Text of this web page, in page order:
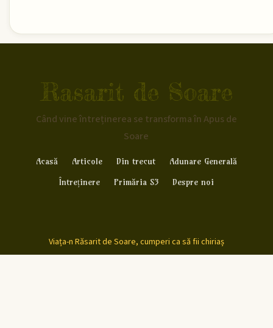
Rasarit de Soare
Când vine întreținerea se transforma în Apus de
Soare
Acasă Articole Din trecut
Adunare Generală
Întreținere
Primăria S3 Despre noi
Viața-n Răsarit de Soare, cumperi ca să fii chiriaș